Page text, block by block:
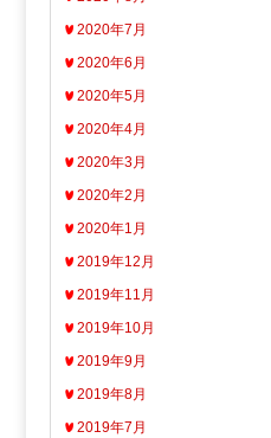
2020年7月
2020年6月
2020年5月
2020年4月
2020年3月
2020年2月
2020年1月
2019年12月
2019年11月
2019年10月
2019年9月
2019年8月
2019年7月